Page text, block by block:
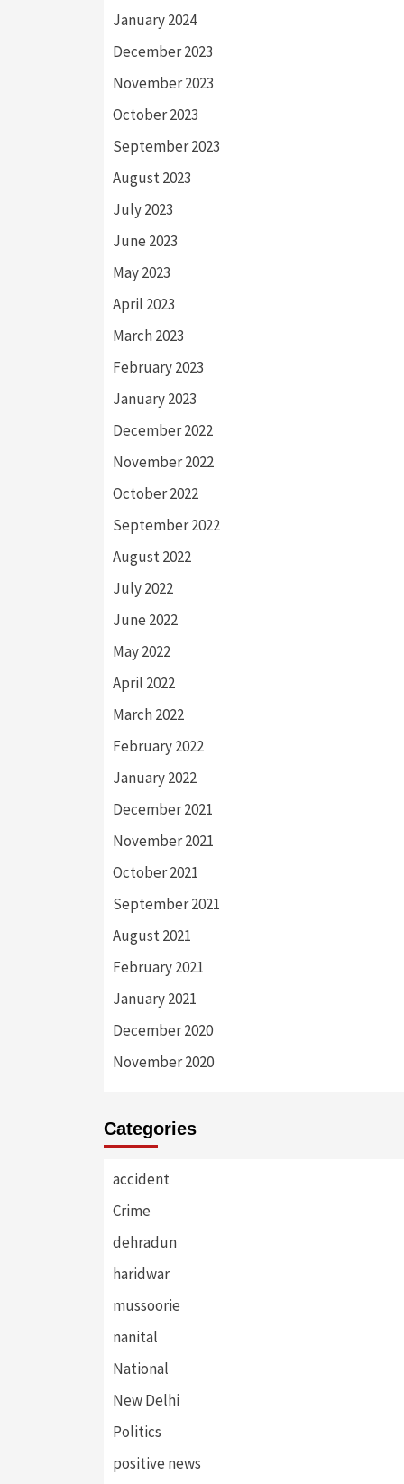
January 2024
December 2023
November 2023
October 2023
September 2023
August 2023
July 2023
June 2023
May 2023
April 2023
March 2023
February 2023
January 2023
December 2022
November 2022
October 2022
September 2022
August 2022
July 2022
June 2022
May 2022
April 2022
March 2022
February 2022
January 2022
December 2021
November 2021
October 2021
September 2021
August 2021
February 2021
January 2021
December 2020
November 2020
Categories
accident
Crime
dehradun
haridwar
mussoorie
nanital
National
New Delhi
Politics
positive news